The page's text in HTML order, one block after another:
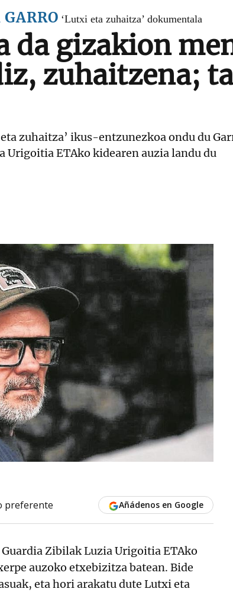
‘Lutxi eta zuhaitza’ dokumentala
da gizakion
zuhaitzena;
zuhaitza’ ikus-entzunezkoa ondu du
ETAko kidearen auzia landu du
preferente Añádenos en Google
Zibilak Luzia Urigoitia ETAko
auzoko etxebizitza batean. Bide
eta hori arakatu dute Lutxi eta